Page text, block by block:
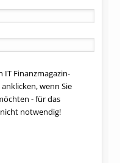
IT Finanzmagazin-
wenn Sie
- für das
notwendig!